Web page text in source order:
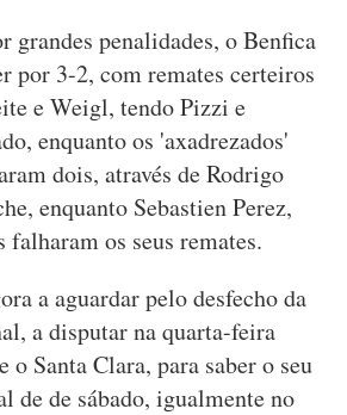
grandes penalidades, o Benfica
por 3-2, com remates certeiros
e Weigl, tendo Pizzi e
enquanto os 'axadrezados'
dois, através de Rodrigo
enquanto Sebastien Perez,
falharam os seus remates.
a aguardar pelo desfecho da
a disputar na quarta-feira
o Santa Clara, para saber o seu
de de sábado, igualmente no